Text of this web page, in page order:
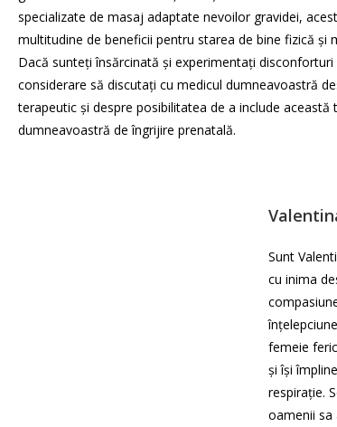
specializate de masaj adaptate nevoilor gravidei,
multitudine de beneficii pentru starea de bine fizică și
Dacă sunteți însărcinată și experimentați disconforturi
considerare să discutați cu medicul dumneavoastră
terapeutic și despre posibilitatea de a include această
dumneavoastră de îngrijire prenatală.
Sunt
cu inima
femeie
și își
respirație.
oamenii sa